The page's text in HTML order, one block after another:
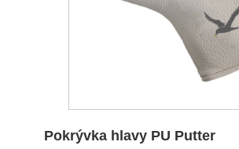
Pokrývka hlavy PU Putter